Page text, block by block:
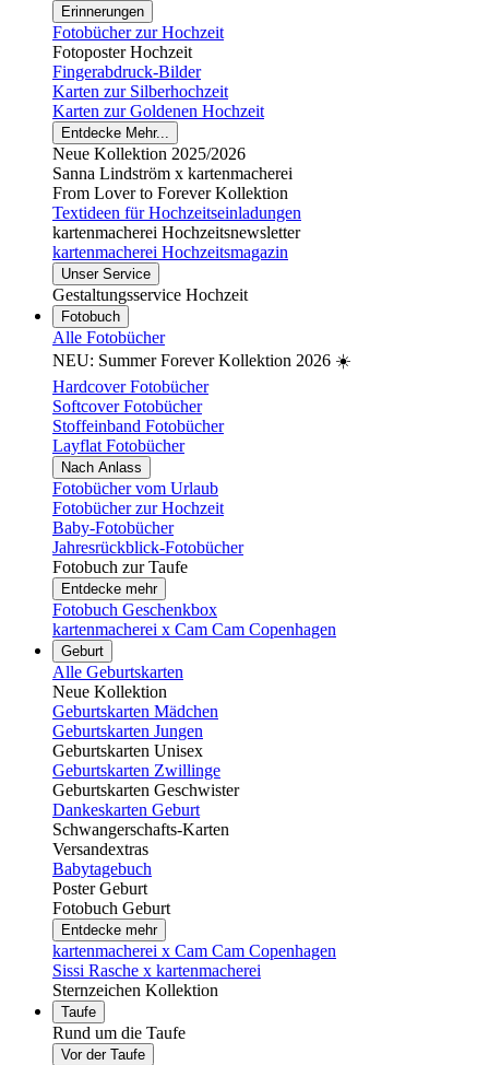
Erinnerungen
Fotobücher zur Hochzeit
Fotoposter Hochzeit
Fingerabdruck-Bilder
Karten zur Silberhochzeit
Karten zur Goldenen Hochzeit
Entdecke Mehr...
Neue Kollektion 2025/2026
Sanna Lindström x kartenmacherei
From Lover to Forever Kollektion
Textideen für Hochzeitseinladungen
kartenmacherei Hochzeitsnewsletter
kartenmacherei Hochzeitsmagazin
Unser Service
Gestaltungsservice Hochzeit
Fotobuch
Alle Fotobücher
NEU: Summer Forever Kollektion 2026 ☀️
Hardcover Fotobücher
Softcover Fotobücher
Stoffeinband Fotobücher
Layflat Fotobücher
Nach Anlass
Fotobücher vom Urlaub
Fotobücher zur Hochzeit
Baby-Fotobücher
Jahresrückblick-Fotobücher
Fotobuch zur Taufe
Entdecke mehr
Fotobuch Geschenkbox
kartenmacherei x Cam Cam Copenhagen
Geburt
Alle Geburtskarten
Neue Kollektion
Geburtskarten Mädchen
Geburtskarten Jungen
Geburtskarten Unisex
Geburtskarten Zwillinge
Geburtskarten Geschwister
Dankeskarten Geburt
Schwangerschafts-Karten
Versandextras
Babytagebuch
Poster Geburt
Fotobuch Geburt
Entdecke mehr
kartenmacherei x Cam Cam Copenhagen
Sissi Rasche x kartenmacherei
Sternzeichen Kollektion
Taufe
Rund um die Taufe
Vor der Taufe